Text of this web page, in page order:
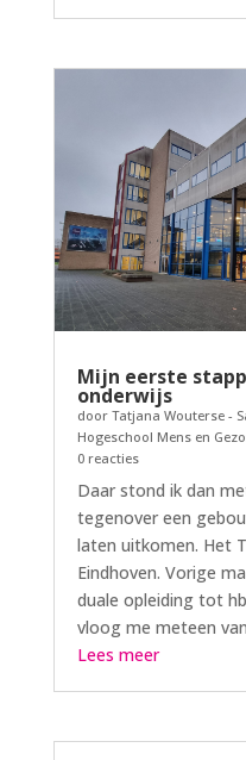
Mijn eerste
onderwijs
door Tatjana Wouterse -
Hogeschool Mens en
0 reacties
Daar stond ik dan
tegenover een
laten uitkomen. Het
Eindhoven. Vorige
duale opleiding tot
vloog me meteen
Lees meer